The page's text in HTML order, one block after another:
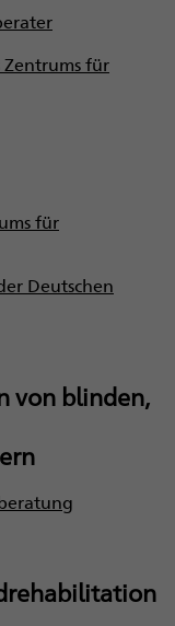
Zentrums für
für
Deutschen
von blinden,